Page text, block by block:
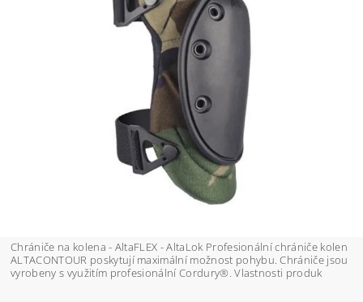
Chrániče na kolena - AltaFLEX - AltaLok Profesionální chrániče kolen
ALTACONTOUR poskytují maximální možnost pohybu. Chrániče jsou
vyrobeny s využitím profesionální Cordury®. Vlastnosti produk